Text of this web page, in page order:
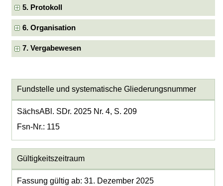
5. Protokoll
6. Organisation
7. Vergabewesen
Fundstelle und systematische Gliederungsnummer
SächsABl. SDr. 2025 Nr. 4, S. 209
Fsn-Nr.: 115
Gültigkeitszeitraum
Fassung gültig ab: 31. Dezember 2025